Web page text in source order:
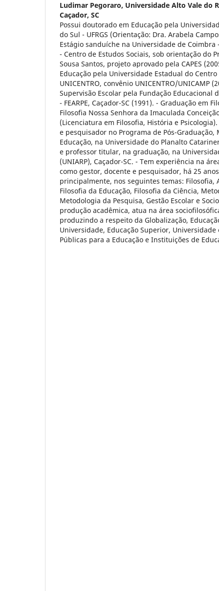
Ludimar Pegoraro, Universidade Alto Vale do
Caçador, SC
Possui doutorado em Educação pela
do Sul - UFRGS (Orientação: Dra. Arabela
Estágio sanduíche na Universidade de Coimbra
- Centro de Estudos Sociais, sob orientação do
Sousa Santos, projeto aprovado pela CAPES
Educação pela Universidade Estadual do
UNICENTRO, convênio UNICENTRO/UNICAMP
Supervisão Escolar pela Fundação Educacional
- FEARPE, Caçador-SC (1991). - Graduação em
Filosofia Nossa Senhora da Imaculada
(Licenciatura em Filosofia, História e
e pesquisador no Programa de Pós-Graduação,
Educação, na Universidade do Planalto
e professor titular, na graduação, na
(UNIARP), Caçador-SC. - Tem experiência na
como gestor, docente e pesquisador, há 25
principalmente, nos seguintes temas: Filosofia,
Filosofia da Educação, Filosofia da Ciência,
Metodologia da Pesquisa, Gestão Escolar e
produção acadêmica, atua na área
produzindo a respeito da Globalização,
Universidade, Educação Superior, Universidade
Públicas para a Educação e Instituições de